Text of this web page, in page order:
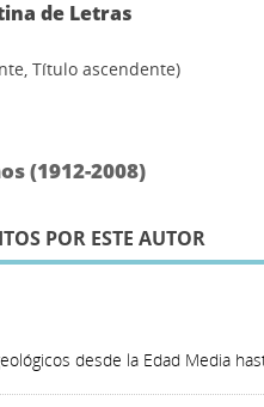
de Letras
Título ascendente)
(1912-2008)
POR ESTE AUTOR
desde la Edad Media